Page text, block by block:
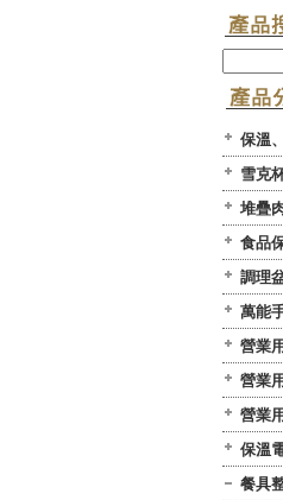
保溫
雪克
堆疊
食品
調理
萬能
營業
營業
營業
保溫
餐具